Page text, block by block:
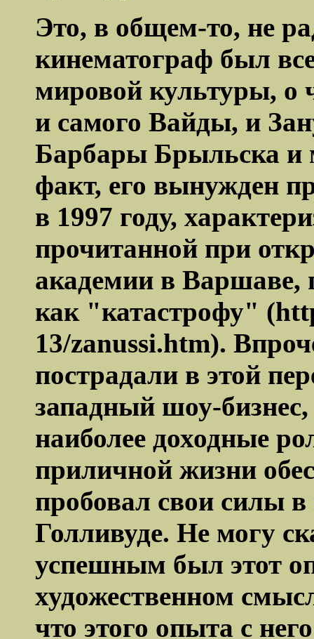
Это, в общем-то, не
кинематограф был
мировой культуры, о
и самого Вайды, и
Барбары Брыльска и
факт, его вынужден
в 1997 году,
прочитанной при
академии в
как "катастрофу" (
13/zanussi.htm).
пострадали в этой
западный шоу-
наиболее доходные
приличной жизни
пробовал свои силы
Голливуде. Не могу
успешным был этот
художественном
что этого опыта с